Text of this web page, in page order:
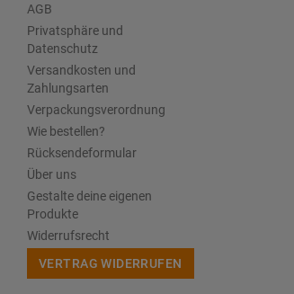
AGB
Privatsphäre und
Datenschutz
Versandkosten und
Zahlungsarten
Verpackungsverordnung
Wie bestellen?
Rücksendeformular
Über uns
Gestalte deine eigenen
Produkte
Widerrufsrecht
VERTRAG WIDERRUFEN